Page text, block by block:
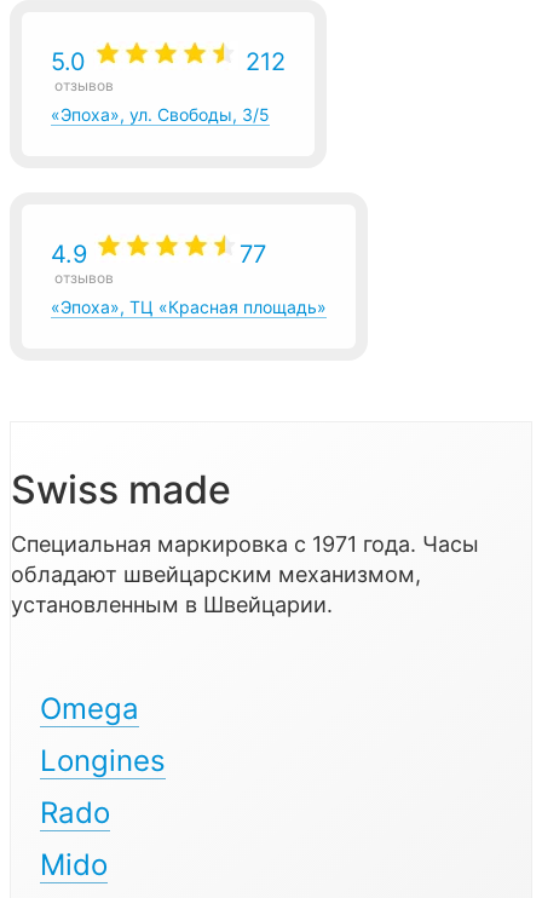
5.0 212
отзывов
«Эпоха», ул. Свободы, 3/5
4.9 77
отзывов
«Эпоха», ТЦ «Красная площадь»
Swiss made
Специальная маркировка с 1971 года. Часы
обладают швейцарским механизмом,
установленным в Швейцарии.
Omega
Longines
Rado
Mido